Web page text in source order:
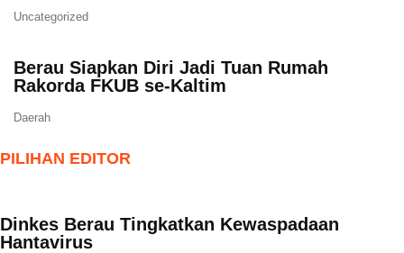
Uncategorized
Berau Siapkan Diri Jadi Tuan Rumah
Rakorda FKUB se-Kaltim
Daerah
PILIHAN EDITOR
Dinkes Berau Tingkatkan Kewaspadaan
Hantavirus